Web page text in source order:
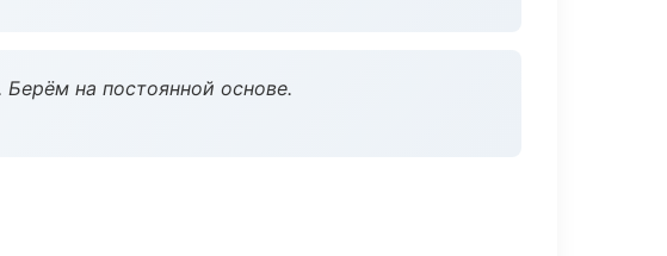
на постоянной основе.